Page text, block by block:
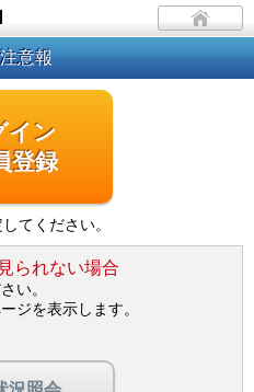
意報
イン
登録
てください。
られない場合
い。
ジを表示します。